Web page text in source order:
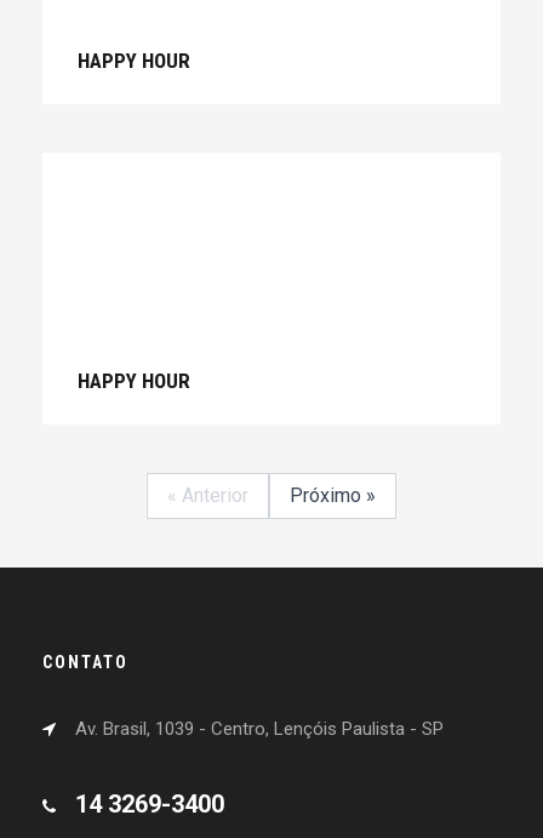
HAPPY HOUR
HAPPY HOUR
« Anterior Próximo »
CONTATO
Av. Brasil, 1039 - Centro, Lençóis Paulista - SP
14 3269-3400